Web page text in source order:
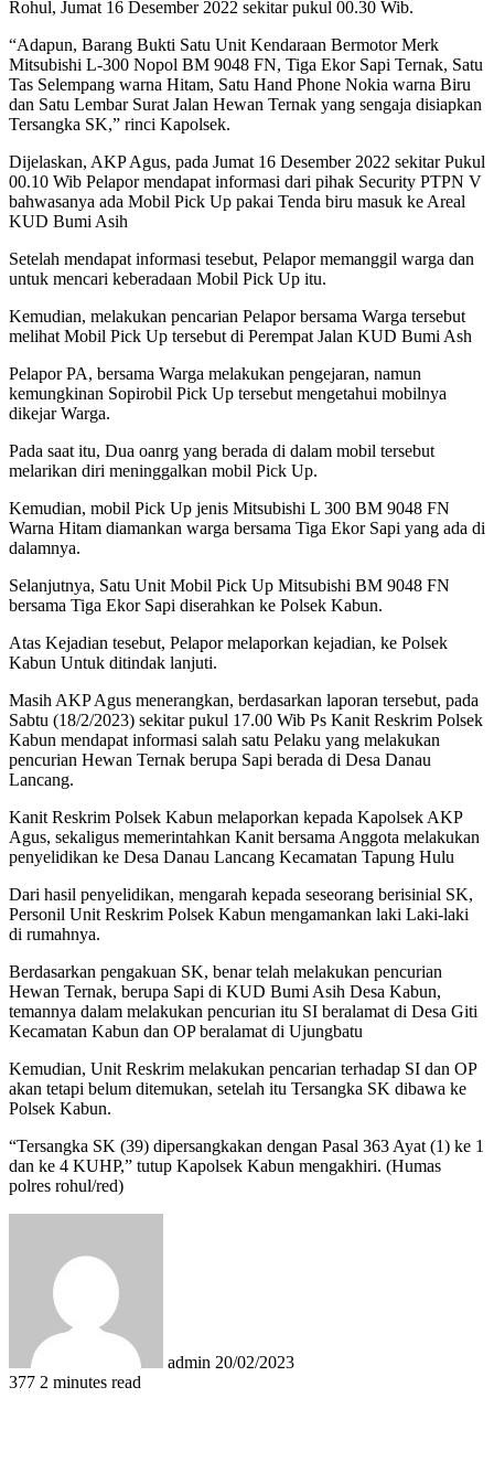
Rohul, Jumat 16 Desember 2022 sekitar pukul 00.30 Wib.
“Adapun, Barang Bukti Satu Unit Kendaraan Bermotor Merk
Mitsubishi L-300 Nopol BM 9048 FN, Tiga Ekor Sapi Ternak, Satu
Tas Selempang warna Hitam, Satu Hand Phone Nokia warna Biru
dan Satu Lembar Surat Jalan Hewan Ternak yang sengaja disiapkan
Tersangka SK,” rinci Kapolsek.
Dijelaskan, AKP Agus, pada Jumat 16 Desember 2022 sekitar Pukul
00.10 Wib Pelapor mendapat informasi dari pihak Security PTPN V
bahwasanya ada Mobil Pick Up pakai Tenda biru masuk ke Areal
KUD Bumi Asih
Setelah mendapat informasi tesebut, Pelapor memanggil warga dan
untuk mencari keberadaan Mobil Pick Up itu.
Kemudian, melakukan pencarian Pelapor bersama Warga tersebut
melihat Mobil Pick Up tersebut di Perempat Jalan KUD Bumi Ash
Pelapor PA, bersama Warga melakukan pengejaran, namun
kemungkinan Sopirobil Pick Up tersebut mengetahui mobilnya
dikejar Warga.
Pada saat itu, Dua oanrg yang berada di dalam mobil tersebut
melarikan diri meninggalkan mobil Pick Up.
Kemudian, mobil Pick Up jenis Mitsubishi L 300 BM 9048 FN
Warna Hitam diamankan warga bersama Tiga Ekor Sapi yang ada di
dalamnya.
Selanjutnya, Satu Unit Mobil Pick Up Mitsubishi BM 9048 FN
bersama Tiga Ekor Sapi diserahkan ke Polsek Kabun.
Atas Kejadian tesebut, Pelapor melaporkan kejadian, ke Polsek
Kabun Untuk ditindak lanjuti.
Masih AKP Agus menerangkan, berdasarkan laporan tersebut, pada
Sabtu (18/2/2023) sekitar pukul 17.00 Wib Ps Kanit Reskrim Polsek
Kabun mendapat informasi salah satu Pelaku yang melakukan
pencurian Hewan Ternak berupa Sapi berada di Desa Danau
Lancang.
Kanit Reskrim Polsek Kabun melaporkan kepada Kapolsek AKP
Agus, sekaligus memerintahkan Kanit bersama Anggota melakukan
penyelidikan ke Desa Danau Lancang Kecamatan Tapung Hulu
Dari hasil penyelidikan, mengarah kepada seseorang berisinial SK,
Personil Unit Reskrim Polsek Kabun mengamankan laki Laki-laki
di rumahnya.
Berdasarkan pengakuan SK, benar telah melakukan pencurian
Hewan Ternak, berupa Sapi di KUD Bumi Asih Desa Kabun,
temannya dalam melakukan pencurian itu SI beralamat di Desa Giti
Kecamatan Kabun dan OP beralamat di Ujungbatu
Kemudian, Unit Reskrim melakukan pencarian terhadap SI dan OP
akan tetapi belum ditemukan, setelah itu Tersangka SK dibawa ke
Polsek Kabun.
“Tersangka SK (39) dipersangkakan dengan Pasal 363 Ayat (1) ke 1
dan ke 4 KUHP,” tutup Kapolsek Kabun mengakhiri. (Humas
polres rohul/red)
admin 20/02/2023
377 2 minutes read